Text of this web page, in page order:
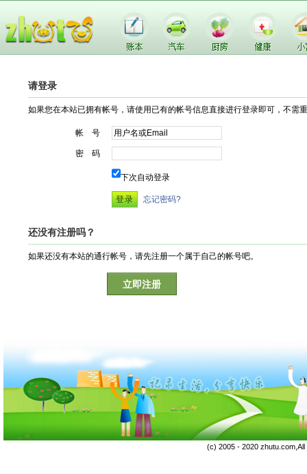
请登录
如果您在本站已拥有帐号，请使用已有的帐号信息直接进行登录即可，不需
帐 号
密 码
下次自动登录
忘记密码?
还没有注册吗？
如果还没有本站的通行帐号，请先注册一个属于自己的帐号吧。
立即注册
(c) 2005 - 2020